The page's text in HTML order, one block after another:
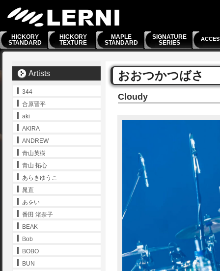
HICKORY
STANDARD
HICKORY
TEXTURE
MAPLE
STANDARD
SIGNATURE
SERIES
おおつかつばさ
Cloudy
Artists
344
合原晋平
aki
AKIRA
ANDREW
青山英樹
青山 拓心
あらきゆうこ
晁直
あをい
番田 渚奈子
BEAK
Bob
BOBO
BUN